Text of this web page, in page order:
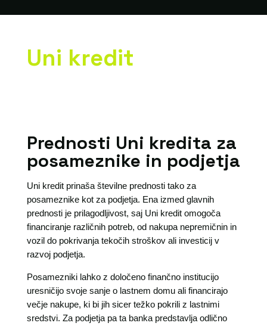
Uni kredit
Prednosti Uni kredita za
posameznike in podjetja
Uni kredit prinaša številne prednosti tako za
posameznike kot za podjetja. Ena izmed glavnih
prednosti je prilagodljivost, saj Uni kredit omogoča
financiranje različnih potreb, od nakupa nepremičnin in
vozil do pokrivanja tekočih stroškov ali investicij v
razvoj podjetja.
Posamezniki lahko z določeno finančno institucijo
uresničijo svoje sanje o lastnem domu ali financirajo
večje nakupe, ki bi jih sicer težko pokrili z lastnimi
sredstvi. Za podjetja pa ta banka predstavlja odlično